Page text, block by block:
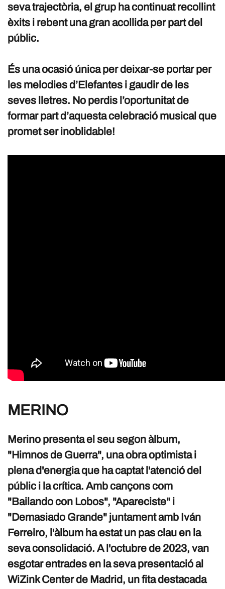
seva trajectòria, el grup ha continuat recollint
èxits i rebent una gran acollida per part del
públic.
És una ocasió única per deixar-se portar per
les melodies d’Elefantes i gaudir de les
seves lletres. No perdis l’oportunitat de
formar part d’aquesta celebració musical que
promet ser inoblidable!
MERINO
Merino presenta el seu segon àlbum,
"Himnos de Guerra", una obra optimista i
plena d'energia que ha captat l'atenció del
públic i la crítica. Amb cançons com
"Bailando con Lobos", "Apareciste" i
"Demasiado Grande" juntament amb Iván
Ferreiro, l'àlbum ha estat un pas clau en la
seva consolidació. A l'octubre de 2023, van
esgotar entrades en la seva presentació al
WiZink Center de Madrid, un fita destacada